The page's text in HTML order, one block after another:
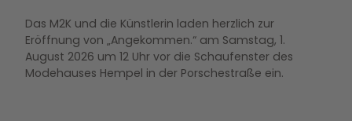
Das M2K und die Künstlerin laden herzlich zur
Eröffnung von „Angekommen.“ am Samstag, 1.
August 2026 um 12 Uhr vor die Schaufenster des
Modehauses Hempel in der Porschestraße ein.